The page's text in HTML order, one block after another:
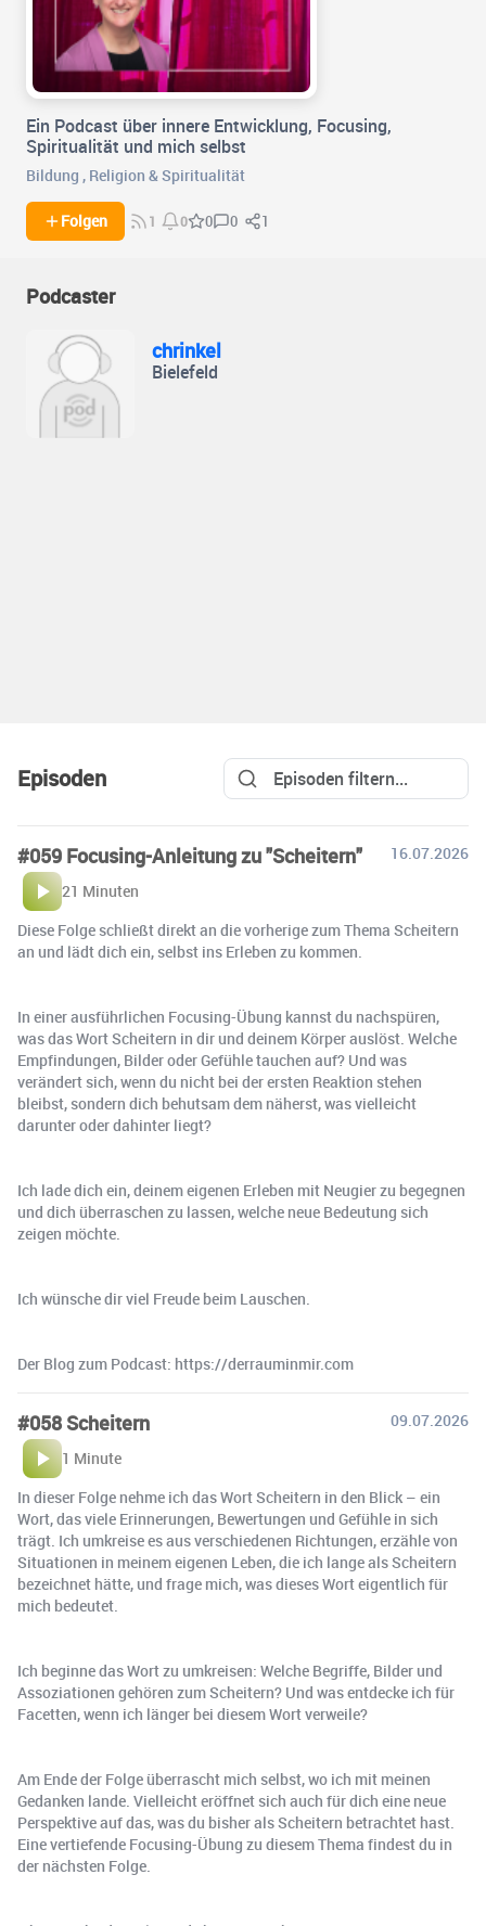
Ein Podcast über innere Entwicklung, Focusing,
Spiritualität und mich selbst
Bildung , Religion & Spiritualität
Folgen 1 0 0 0 1
Podcaster
chrinkel
Bielefeld
Episoden
#059 Focusing-Anleitung zu "Scheitern"
16.07.2026
21 Minuten
Diese Folge schließt direkt an die vorherige zum Thema Scheitern
an und lädt dich ein, selbst ins Erleben zu kommen.
In einer ausführlichen Focusing-Übung kannst du nachspüren,
was das Wort Scheitern in dir und deinem Körper auslöst. Welche
Empfindungen, Bilder oder Gefühle tauchen auf? Und was
verändert sich, wenn du nicht bei der ersten Reaktion stehen
bleibst, sondern dich behutsam dem näherst, was vielleicht
darunter oder dahinter liegt?
Ich lade dich ein, deinem eigenen Erleben mit Neugier zu begegnen
und dich überraschen zu lassen, welche neue Bedeutung sich
zeigen möchte.
Ich wünsche dir viel Freude beim Lauschen.
Der Blog zum Podcast: https://derrauminmir.com
#058 Scheitern
09.07.2026
1 Minute
In dieser Folge nehme ich das Wort Scheitern in den Blick – ein
Wort, das viele Erinnerungen, Bewertungen und Gefühle in sich
trägt. Ich umkreise es aus verschiedenen Richtungen, erzähle von
Situationen in meinem eigenen Leben, die ich lange als Scheitern
bezeichnet hätte, und frage mich, was dieses Wort eigentlich für
mich bedeutet.
Ich beginne das Wort zu umkreisen: Welche Begriffe, Bilder und
Assoziationen gehören zum Scheitern? Und was entdecke ich für
Facetten, wenn ich länger bei diesem Wort verweile?
Am Ende der Folge überrascht mich selbst, wo ich mit meinen
Gedanken lande. Vielleicht eröffnet sich auch für dich eine neue
Perspektive auf das, was du bisher als Scheitern betrachtet hast.
Eine vertiefende Focusing-Übung zu diesem Thema findest du in
der nächsten Folge.